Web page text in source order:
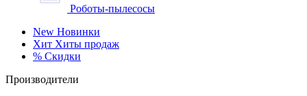
Роботы-пылесосы
New Новинки
Хит Хиты продаж
% Скидки
Производители